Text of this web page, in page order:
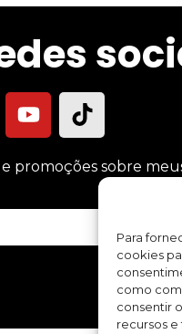
Para
cookies
como
consentir
recursos e
promoções sobre